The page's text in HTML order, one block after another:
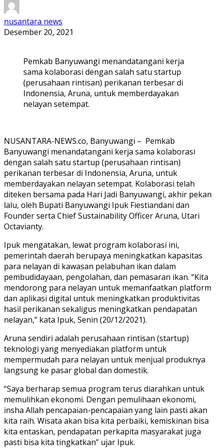
nusantara news
Desember 20, 2021
Pemkab Banyuwangi menandatangani kerja
sama kolaborasi dengan salah satu startup
(perusahaan rintisan) perikanan terbesar di
Indonensia, Aruna, untuk memberdayakan
nelayan setempat.
NUSANTARA-NEWS.co, Banyuwangi – Pemkab
Banyuwangi menandatangani kerja sama kolaborasi
dengan salah satu startup (perusahaan rintisan)
perikanan terbesar di Indonensia, Aruna, untuk
memberdayakan nelayan setempat. Kolaborasi telah
diteken bersama pada Hari Jadi Banyuwangi, akhir pekan
lalu, oleh Bupati Banyuwangi Ipuk Fiestiandani dan
Founder serta Chief Sustainability Officer Aruna, Utari
Octavianty.
Ipuk mengatakan, lewat program kolaborasi ini,
pemerintah daerah berupaya meningkatkan kapasitas
para nelayan di kawasan pelabuhan ikan dalam
pembudidayaan, pengolahan, dan pemasaran ikan. “Kita
mendorong para nelayan untuk memanfaatkan platform
dan aplikasi digital untuk meningkatkan produktivitas
hasil perikanan sekaligus meningkatkan pendapatan
nelayan,” kata Ipuk, Senin (20/12/2021).
Aruna sendiri adalah perusahaan rintisan (startup)
teknologi yang menyediakan platform untuk
mempermudah para nelayan untuk menjual produknya
langsung ke pasar global dan domestik.
“Saya berharap semua program terus diarahkan untuk
memulihkan ekonomi. Dengan pemulihaan ekonomi,
insha Allah pencapaian-pencapaian yang lain pasti akan
kita raih. Wisata akan bisa kita perbaiki, kemiskinan bisa
kita entaskan, pendapatan perkapita masyarakat juga
pasti bisa kita tingkatkan” ujar Ipuk.